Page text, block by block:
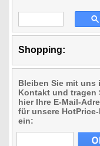
Shopping:
Bleiben Sie mit uns
Kontakt und tragen
hier Ihre E-Mail-
für unsere
ein: